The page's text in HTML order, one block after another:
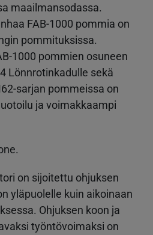
maailmansodassa.
FAB-1000 pommia on
pommituksissa.
1000 pommien osuneen
Lönnrotinkadulle sekä
sarjan pommeissa on
ja voimakkaampi
on sijoitettu ohjuksen
yläpuolelle kuin aikoinaan
Ohjuksen koon ja
työntövoimaksi on